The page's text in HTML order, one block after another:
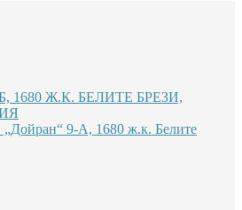
1680 Ж.К. БЕЛИТЕ БРЕЗИ,
9-А, 1680 ж.к. Белите